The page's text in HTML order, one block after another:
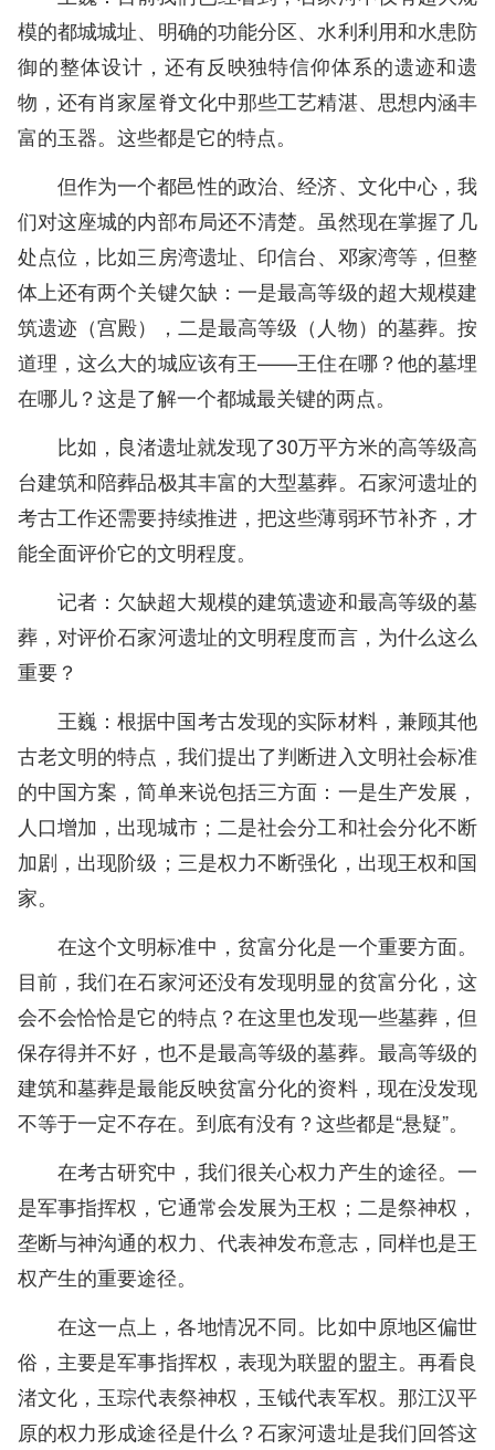
模的都城城址、明确的功能分区、水利利用和水患防
御的整体设计，还有反映独特信仰体系的遗迹和遗
物，还有肖家屋脊文化中那些工艺精湛、思想内涵丰
富的玉器。这些都是它的特点。
但作为一个都邑性的政治、经济、文化中心，我
们对这座城的内部布局还不清楚。虽然现在掌握了几
处点位，比如三房湾遗址、印信台、邓家湾等，但整
体上还有两个关键欠缺：一是最高等级的超大规模建
筑遗迹（宫殿），二是最高等级（人物）的墓葬。按
道理，这么大的城应该有王——王住在哪？他的墓埋
在哪儿？这是了解一个都城最关键的两点。
比如，良渚遗址就发现了30万平方米的高等级高
台建筑和陪葬品极其丰富的大型墓葬。石家河遗址的
考古工作还需要持续推进，把这些薄弱环节补齐，才
能全面评价它的文明程度。
记者：欠缺超大规模的建筑遗迹和最高等级的墓
葬，对评价石家河遗址的文明程度而言，为什么这么
重要？
王巍：根据中国考古发现的实际材料，兼顾其他
古老文明的特点，我们提出了判断进入文明社会标准
的中国方案，简单来说包括三方面：一是生产发展，
人口增加，出现城市；二是社会分工和社会分化不断
加剧，出现阶级；三是权力不断强化，出现王权和国
家。
在这个文明标准中，贫富分化是一个重要方面。
目前，我们在石家河还没有发现明显的贫富分化，这
会不会恰恰是它的特点？在这里也发现一些墓葬，但
保存得并不好，也不是最高等级的墓葬。最高等级的
建筑和墓葬是最能反映贫富分化的资料，现在没发现
不等于一定不存在。到底有没有？这些都是“悬疑”。
在考古研究中，我们很关心权力产生的途径。一
是军事指挥权，它通常会发展为王权；二是祭神权，
垄断与神沟通的权力、代表神发布意志，同样也是王
权产生的重要途径。
在这一点上，各地情况不同。比如中原地区偏世
俗，主要是军事指挥权，表现为联盟的盟主。再看良
渚文化，玉琮代表祭神权，玉钺代表军权。那江汉平
原的权力形成途径是什么？石家河遗址是我们回答这